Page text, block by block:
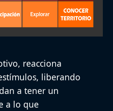
, reacciona
liberando
a tener un
a lo que